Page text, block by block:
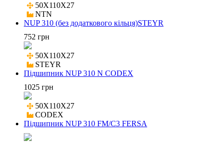
50X110X27
NTN
NUP 310 (без додаткового кільця)STEYR
752 грн
50X110X27
STEYR
Підшипник NUP 310 N CODEX
1025 грн
50X110X27
CODEX
Підшипник NUP 310 FM/C3 FERSA